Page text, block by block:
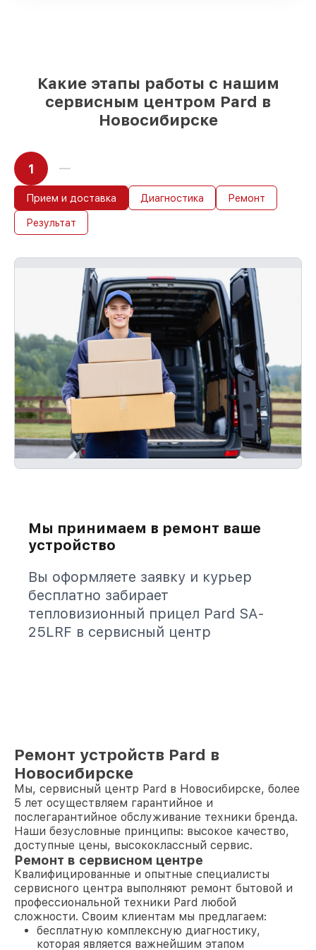
Какие этапы работы с нашим
сервисным центром Pard в
Новосибирске
1
Прием и доставка Диагностика Ремонт
Результат
Мы принимаем в ремонт ваше
устройство
Вы оформляете заявку и курьер
бесплатно забирает
тепловизионный прицел Pard SA-
25LRF в сервисный центр
Ремонт устройств Pard в
Новосибирске
Мы, сервисный центр Pard в Новосибирске, более
5 лет осуществляем гарантийное и
послегарантийное обслуживание техники бренда.
Наши безусловные принципы: высокое качество,
доступные цены, высококлассный сервис.
Ремонт в сервисном центре
Квалифицированные и опытные специалисты
сервисного центра выполняют ремонт бытовой и
профессиональной техники Pard любой
сложности. Своим клиентам мы предлагаем:
бесплатную комплексную диагностику,
которая является важнейшим этапом